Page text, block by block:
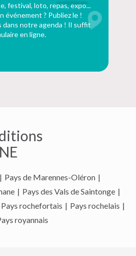
festival, loto, repas, expo...
événement ? Publiez le !
dans notre agenda ! Il suffit
en ligne.
| Pays de Marennes-Oléron |
| Pays des Vals de Saintonge |
Pays rochefortais | Pays rochelais |
royannais